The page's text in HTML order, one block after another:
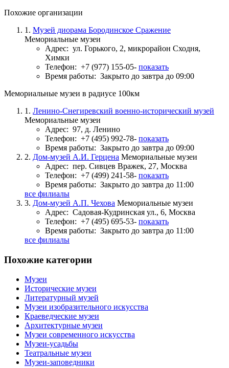
Похожие организации
1. Музей диорама Бородинское Сражение
Мемориальные музеи
Адрес: ул. Горького, 2, микрорайон Сходня,
Химки
Телефон: +7 (977) 155-05- показать
Время работы: Закрыто до завтра до 09:00
Мемориальные музеи в радиусе 100км
1. Ленино-Снегиревский военно-исторический музей
Мемориальные музеи
Адрес: 97, д. Ленино
Телефон: +7 (495) 992-78- показать
Время работы: Закрыто до завтра до 09:00
2. Дом-музей А.И. Герцена Мемориальные музеи
Адрес: пер. Сивцев Вражек, 27, Москва
Телефон: +7 (499) 241-58- показать
Время работы: Закрыто до завтра до 11:00
все филиалы
3. Дом-музей А.П. Чехова Мемориальные музеи
Адрес: Садовая-Кудринская ул., 6, Москва
Телефон: +7 (495) 695-53- показать
Время работы: Закрыто до завтра до 11:00
все филиалы
Похожие категории
Музеи
Исторические музеи
Литературный музей
Музеи изобразительного искусства
Краеведческие музеи
Архитектурные музеи
Музеи современного искусства
Музеи-усадьбы
Театральные музеи
Музеи-заповедники